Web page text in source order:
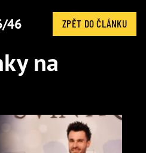
46 ZPĚT DO ČLÁNKU
na